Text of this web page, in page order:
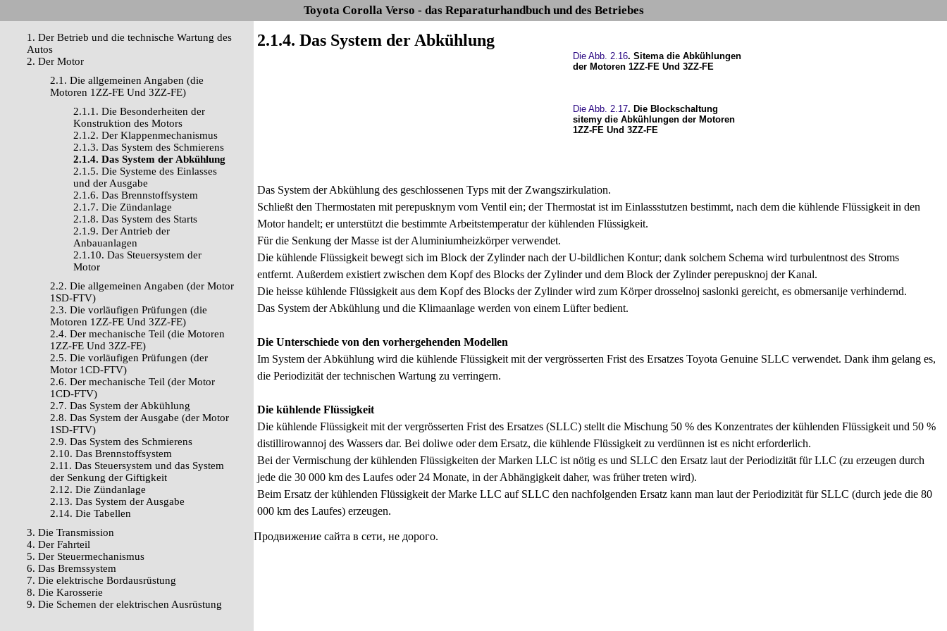
Toyota Corolla Verso - das Reparaturhandbuch und des Betriebes
1. Der Betrieb und die technische Wartung des
Autos
2. Der Motor
2.1. Die allgemeinen Angaben (die
Motoren 1ZZ-FE Und 3ZZ-FE)
2.1.1. Die Besonderheiten der
Konstruktion des Motors
2.1.2. Der Klappenmechanismus
2.1.3. Das System des Schmierens
2.1.4. Das System der Abkühlung
2.1.5. Die Systeme des Einlasses
und der Ausgabe
2.1.6. Das Brennstoffsystem
2.1.7. Die Zündanlage
2.1.8. Das System des Starts
2.1.9. Der Antrieb der
Anbauanlagen
2.1.10. Das Steuersystem der
Motor
2.2. Die allgemeinen Angaben (der Motor
1SD-FTV)
2.3. Die vorläufigen Prüfungen (die
Motoren 1ZZ-FE Und 3ZZ-FE)
2.4. Der mechanische Teil (die Motoren
1ZZ-FE Und 3ZZ-FE)
2.5. Die vorläufigen Prüfungen (der
Motor 1CD-FTV)
2.6. Der mechanische Teil (der Motor
1CD-FTV)
2.7. Das System der Abkühlung
2.8. Das System der Ausgabe (der Motor
1SD-FTV)
2.9. Das System des Schmierens
2.10. Das Brennstoffsystem
2.11. Das Steuersystem und das System
der Senkung der Giftigkeit
2.12. Die Zündanlage
2.13. Das System der Ausgabe
2.14. Die Tabellen
3. Die Transmission
4. Der Fahrteil
5. Der Steuermechanismus
6. Das Bremssystem
7. Die elektrische Bordausrüstung
8. Die Karosserie
9. Die Schemen der elektrischen Ausrüstung
2.1.4. Das System der Abkühlung
Die Abb. 2.16. Sitema die Abkühlungen
der Motoren 1ZZ-FE Und 3ZZ-FE
Die Abb. 2.17. Die Blockschaltung
sitemy die Abkühlungen der Motoren
1ZZ-FE Und 3ZZ-FE
Das System der Abkühlung des geschlossenen Typs mit der Zwangszirkulation.
Schließt den Thermostaten mit perepusknym vom Ventil ein; der Thermostat ist im Einlassstutzen bestimmt, nach dem die kühlende Flüssigkeit in den
Motor handelt; er unterstützt die bestimmte Arbeitstemperatur der kühlenden Flüssigkeit.
Für die Senkung der Masse ist der Aluminiumheizkörper verwendet.
Die kühlende Flüssigkeit bewegt sich im Block der Zylinder nach der U-bildlichen Kontur; dank solchem Schema wird turbulentnost des Stroms
entfernt. Außerdem existiert zwischen dem Kopf des Blocks der Zylinder und dem Block der Zylinder perepusknoj der Kanal.
Die heisse kühlende Flüssigkeit aus dem Kopf des Blocks der Zylinder wird zum Körper drosselnoj saslonki gereicht, es obmersanije verhindernd.
Das System der Abkühlung und die Klimaanlage werden von einem Lüfter bedient.
Die Unterschiede von den vorhergehenden Modellen
Im System der Abkühlung wird die kühlende Flüssigkeit mit der vergrösserten Frist des Ersatzes Toyota Genuine SLLC verwendet. Dank ihm gelang es,
die Periodizität der technischen Wartung zu verringern.
Die kühlende Flüssigkeit
Die kühlende Flüssigkeit mit der vergrösserten Frist des Ersatzes (SLLC) stellt die Mischung 50 % des Konzentrates der kühlenden Flüssigkeit und 50 %
distillirowannoj des Wassers dar. Bei doliwe oder dem Ersatz, die kühlende Flüssigkeit zu verdünnen ist es nicht erforderlich.
Bei der Vermischung der kühlenden Flüssigkeiten der Marken LLC ist nötig es und SLLC den Ersatz laut der Periodizität für LLC (zu erzeugen durch
jede die 30 000 km des Laufes oder 24 Monate, in der Abhängigkeit daher, was früher treten wird).
Beim Ersatz der kühlenden Flüssigkeit der Marke LLC auf SLLC den nachfolgenden Ersatz kann man laut der Periodizität für SLLC (durch jede die 80
000 km des Laufes) erzeugen.
Продвижение сайта в сети, не дорого.